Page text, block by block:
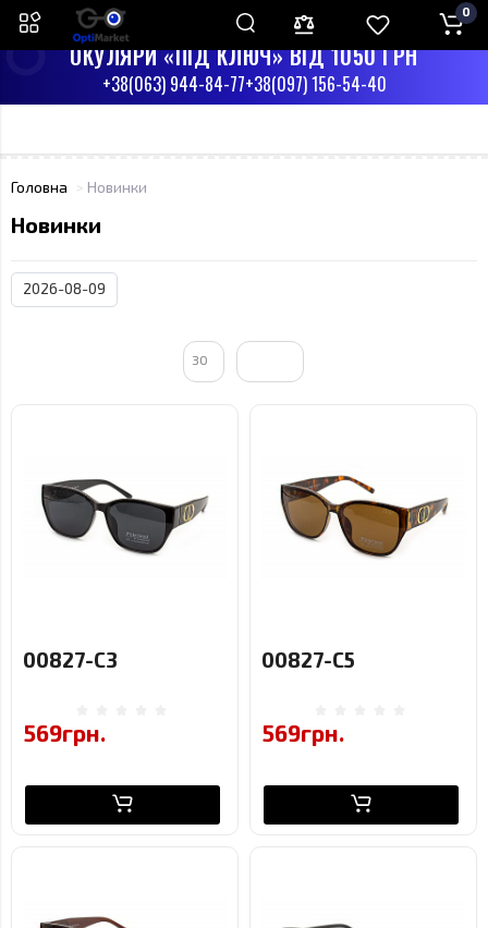
ПН-СБ З 9:00 ДО 17:00
НД - ВИХІДНИЙ
ОКУЛЯРИ «ПІД КЛЮЧ» ВІД 1050 ГРН
+38(063) 944-84-77+38(097) 156-54-40
0
Головна Новинки
Новинки
2026-08-09
30
00827-C3
569грн.
00827-C5
569грн.